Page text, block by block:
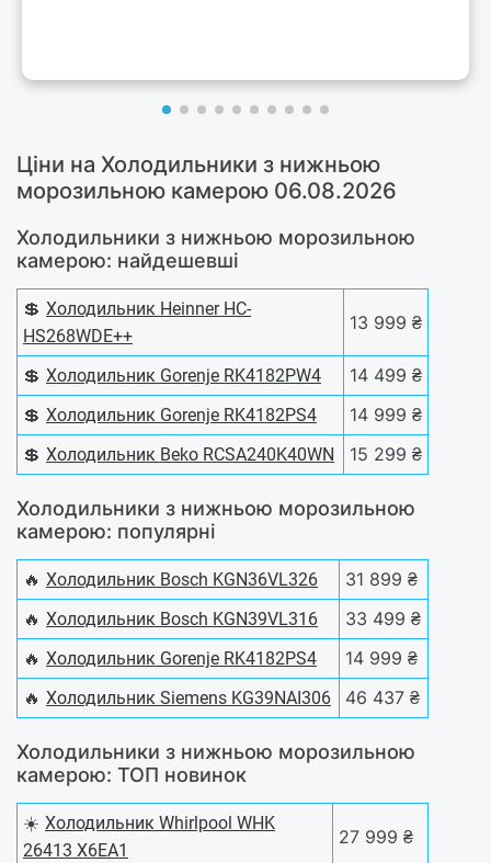
Ціни на Холодильники з нижньою
морозильною камерою 06.08.2026
Холодильники з нижньою морозильною
камерою: найдешевші
💲 Холодильник Heinner HC-
HS268WDE++
13 999 ₴
💲 Холодильник Gorenje RK4182PW4
14 499 ₴
💲 Холодильник Gorenje RK4182PS4
14 999 ₴
💲 Холодильник Beko RCSA240K40WN 15 299 ₴
Холодильники з нижньою морозильною
камерою: популярні
🔥 Холодильник Bosch KGN36VL326
31 899 ₴
🔥 Холодильник Bosch KGN39VL316
33 499 ₴
🔥 Холодильник Gorenje RK4182PS4
14 999 ₴
🔥 Холодильник Siemens KG39NAI306 46 437 ₴
Холодильники з нижньою морозильною
камерою: ТОП новинок
☀️ Холодильник Whirlpool WHK
26413 X6EA1
27 999 ₴